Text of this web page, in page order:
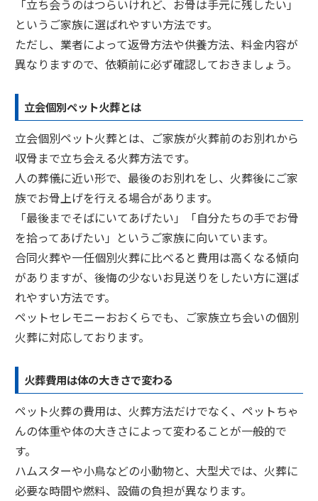
「立ち会うのはつらいけれど、お骨は手元に残したい」
というご家族に選ばれやすい方法です。
ただし、業者によって返骨方法や供養方法、料金内容が
異なりますので、依頼前に必ず確認しておきましょう。
立会個別ペット火葬とは
立会個別ペット火葬とは、ご家族が火葬前のお別れから
収骨まで立ち会える火葬方法です。
人の葬儀に近い形で、最後のお別れをし、火葬後にご家
族でお骨上げを行える場合があります。
「最後までそばにいてあげたい」「自分たちの手でお骨
を拾ってあげたい」というご家族に向いています。
合同火葬や一任個別火葬に比べると費用は高くなる傾向
がありますが、後悔の少ないお見送りをしたい方に選ば
れやすい方法です。
ペットセレモニーおおくらでも、ご家族立ち会いの個別
火葬に対応しております。
火葬費用は体の大きさで変わる
ペット火葬の費用は、火葬方法だけでなく、ペットちゃ
んの体重や体の大きさによって変わることが一般的で
す。
ハムスターや小鳥などの小動物と、大型犬では、火葬に
必要な時間や燃料、設備の負担が異なります。